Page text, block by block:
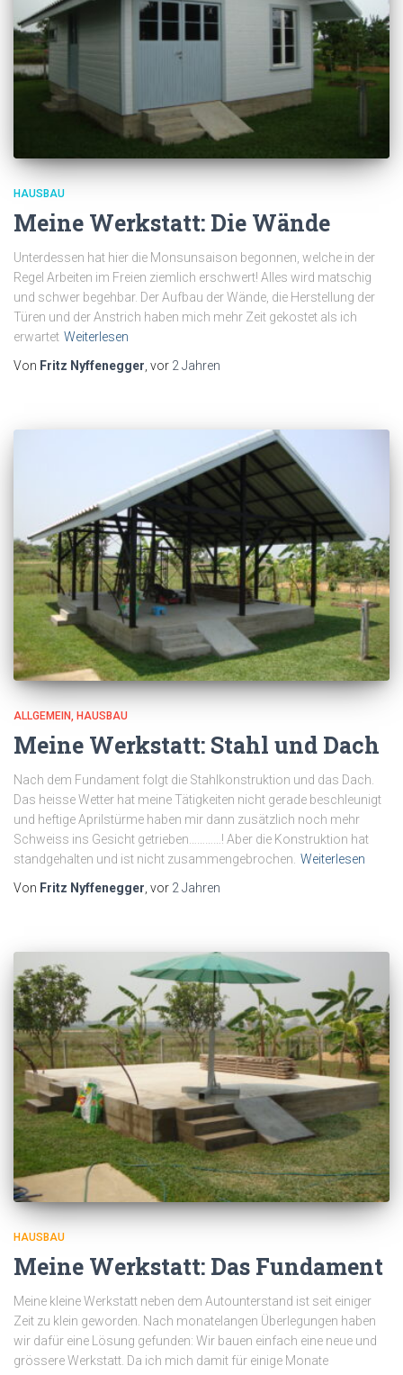
HAUSBAU
Meine Werkstatt: Die Wände
Unterdessen hat hier die Monsunsaison begonnen, welche in der
Regel Arbeiten im Freien ziemlich erschwert! Alles wird matschig
und schwer begehbar. Der Aufbau der Wände, die Herstellung der
Türen und der Anstrich haben mich mehr Zeit gekostet als ich
erwartet Weiterlesen
Von Fritz Nyffenegger , vor 2 Jahren
ALLGEMEIN HAUSBAU
Meine Werkstatt: Stahl und Dach
Nach dem Fundament folgt die Stahlkonstruktion und das Dach.
Das heisse Wetter hat meine Tätigkeiten nicht gerade beschleunigt
und heftige Aprilstürme haben mir dann zusätzlich noch mehr
Schweiss ins Gesicht getrieben…………! Aber die Konstruktion hat
standgehalten und ist nicht zusammengebrochen. Weiterlesen
Von Fritz Nyffenegger , vor 2 Jahren
HAUSBAU
Meine Werkstatt: Das Fundament
Meine kleine Werkstatt neben dem Autounterstand ist seit einiger
Zeit zu klein geworden. Nach monatelangen Überlegungen haben
wir dafür eine Lösung gefunden: Wir bauen einfach eine neue und
grössere Werkstatt. Da ich mich damit für einige Monate